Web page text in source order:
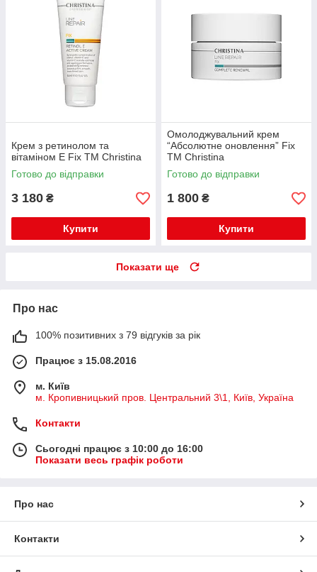
Крем з ретинолом та
вітаміном Е Fix TM Christina
Готово до відправки
3 180 ₴
Купити
Омолоджувальний крем
“Абсолютне оновлення” Fix
TM Christina
Готово до відправки
1 800 ₴
Купити
Показати ще
Про нас
100% позитивних з 79 відгуків за рік
Працює з 15.08.2016
м. Київ
м. Кропивницький пров. Центральний 3\1, Київ, Україна
Контакти
Сьогодні працює з 10:00 до 16:00
Показати весь графік роботи
Про нас
Контакти